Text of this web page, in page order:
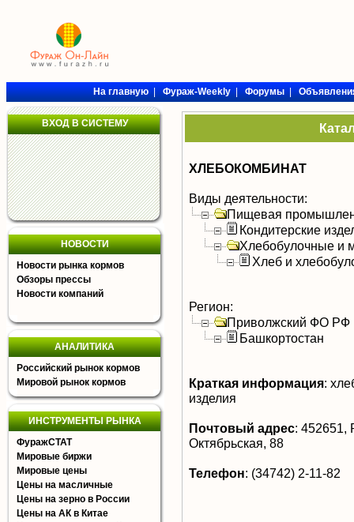
На главную|Фураж-Weekly|Форумы|
ВХОД В СИСТЕМУ
НОВОСТИ
Новости рынка кормов
Обзоры прессы
Новости компаний
АНАЛИТИКА
Российский рынок кормов
Мировой рынок кормов
ИНСТРУМЕНТЫ РЫНКА
ФуражСТАТ
Мировые биржи
Мировые цены
Цены на масличные
Цены на зерно в России
Цены на АК в Китае
ХЛЕБОКОМБИНАТ
Виды деятельности:
Пищевая
Кондитерские
Хлебобулочные и
Хлеб и
Регион:
Приволжский ФО РФ
Башкортостан
Краткая информация:
изделия
Почтовый адрес: 452651,
Октябрьская, 88
Телефон: (34742) 2-11-82